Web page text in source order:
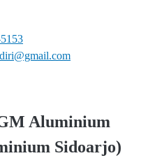
Aluminium
Sidoarjo)